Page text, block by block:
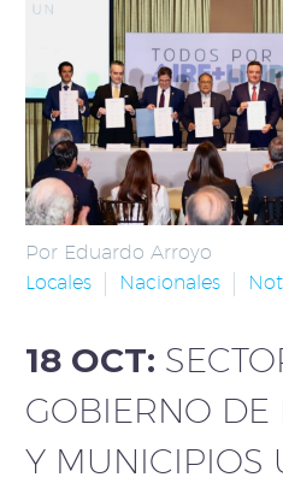
Por Eduardo Arroyo
Locales
Nacionales
18 OCT:
GOBIERNO DE
Y MUNICIPIOS